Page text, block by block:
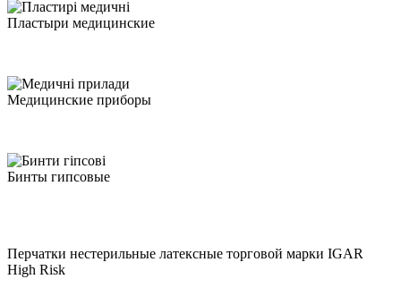
Пластыри медицинские
Медицинские приборы
Бинты гипсовые
Перчатки нестерильные латексные торговой марки IGAR
High Risk